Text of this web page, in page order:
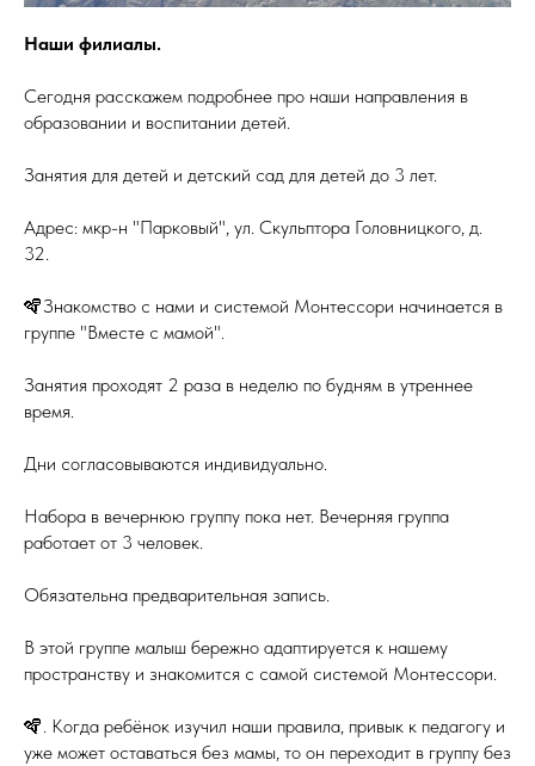
Наши филиалы.
Сегодня расскажем подробнее про наши направления в
образовании и воспитании детей.
Занятия для детей и детский сад для детей до 3 лет.
Адрес: мкр-н "Парковый", ул. Скульптора Головницкого, д.
32.
🪇Знакомство с нами и системой Монтессори начинается в
группе "Вместе с мамой".
Занятия проходят 2 раза в неделю по будням в утреннее
время.
Дни согласовываются индивидуально.
Набора в вечернюю группу пока нет. Вечерняя группа
работает от 3 человек.
Обязательна предварительная запись.
В этой группе малыш бережно адаптируется к нашему
пространству и знакомится с самой системой Монтессори.
🪇. Когда ребёнок изучил наши правила, привык к педагогу и
уже может оставаться без мамы, то он переходит в группу без